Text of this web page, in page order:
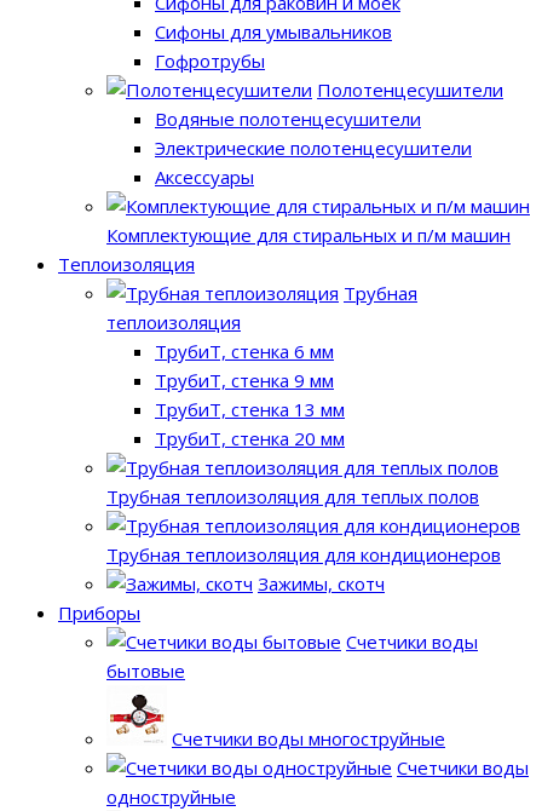
Сифоны для умывальников
Гофротрубы
Полотенцесушители
Водяные полотенцесушители
Электрические полотенцесушители
Аксессуары
Комплектующие для стиральных и п/м машин
Теплоизоляция
Трубная
теплоизоляция
ТрубиТ, стенка 6 мм
ТрубиТ, стенка 9 мм
ТрубиТ, стенка 13 мм
ТрубиТ, стенка 20 мм
Трубная теплоизоляция для теплых полов
Трубная теплоизоляция для кондиционеров
Зажимы, скотч
Приборы
Счетчики воды
бытовые
Счетчики воды многоструйные
Счетчики воды
одноструйные